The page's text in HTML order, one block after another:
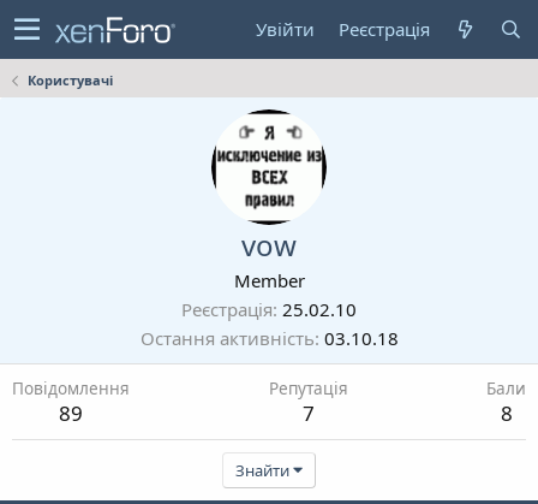
Увійти Реєстрація
Користувачі
vow
Member
Реєстрація 25.02.10
Остання активність 03.10.18
Повідомлення
89
Репутація
7
Бали
8
Знайти